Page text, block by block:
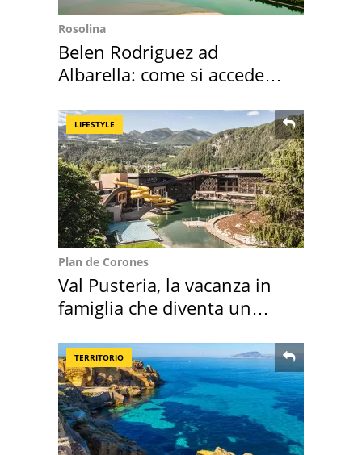
Rosolina
Belen Rodriguez ad
Albarella: come si accede
LIFESTYLE
Plan de Corones
Val Pusteria, la vacanza in
famiglia che diventa un
TERRITORIO